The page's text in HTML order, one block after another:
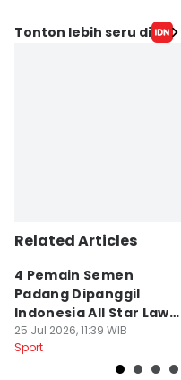
Editor
Tonton lebih seru di
Related Articles
4 Pemain Semen
Padang Dipanggil
Indonesia All Star Lawan
Aston Villa
25 Jul 2026, 11:39 WIB
Sport